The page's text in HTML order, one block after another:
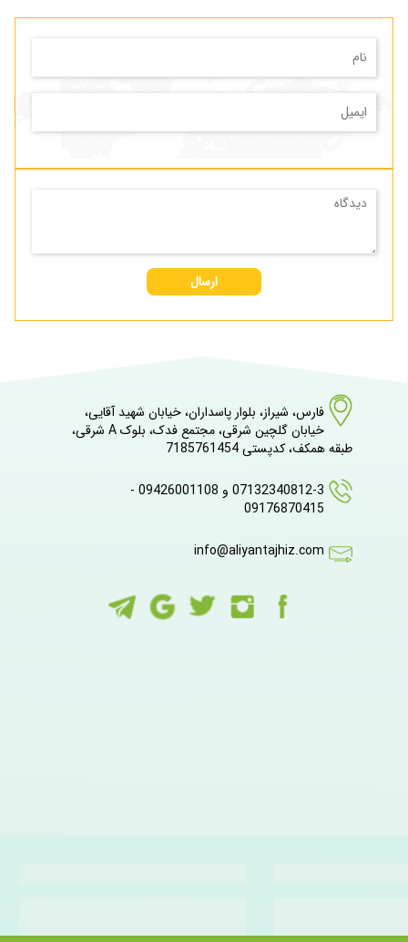
ارسال
فارس، شیراز، بلوار پاسداران، خیابان شهید آقایی،
خیابان گلچین شرقی، مجتمع فدک، بلوک A شرقی،
طبقه همکف، کدپستی 7185761454
07132340812-3 و 09426001108 -
09176870415
info@aliyantajhiz.com